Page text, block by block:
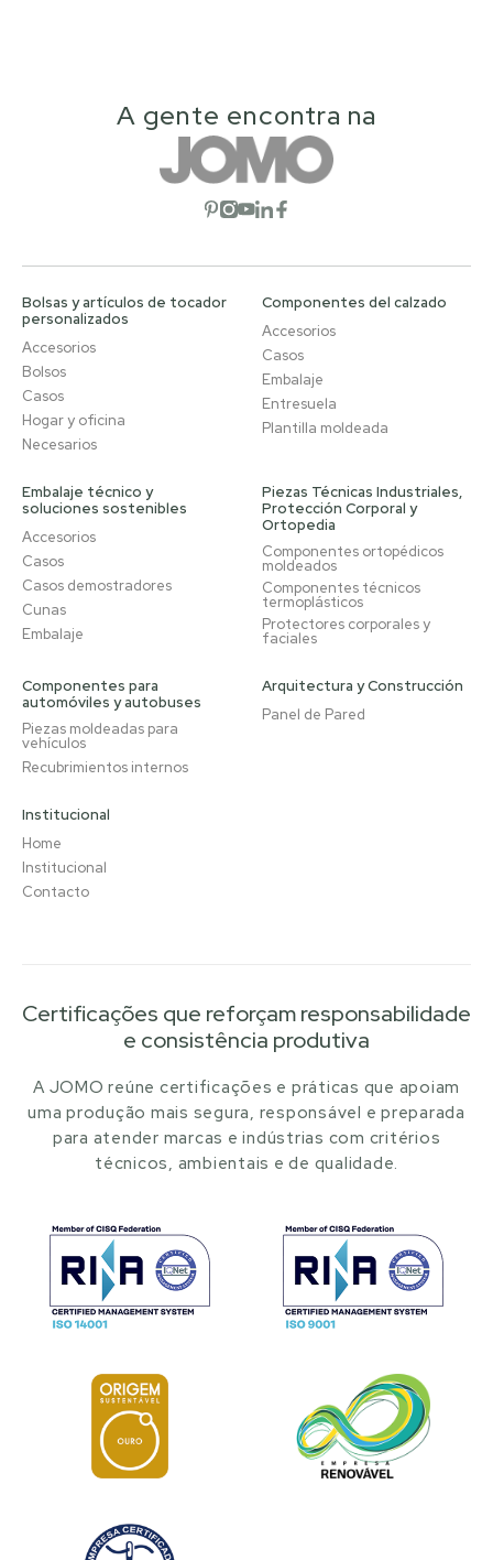
A gente encontra na
Abrir red social
Abrir red social
Abrir red social
Abrir red social
Abrir red social
Bolsas y artículos de tocador
personalizados
Accesorios
Bolsos
Casos
Hogar y oficina
Necesarios
Componentes del calzado
Accesorios
Casos
Embalaje
Entresuela
Plantilla moldeada
Embalaje técnico y
soluciones sostenibles
Accesorios
Casos
Casos demostradores
Cunas
Embalaje
Piezas Técnicas Industriales,
Protección Corporal y
Ortopedia
Componentes ortopédicos
moldeados
Componentes técnicos
termoplásticos
Protectores corporales y
faciales
Componentes para
automóviles y autobuses
Piezas moldeadas para
vehículos
Recubrimientos internos
Arquitectura y Construcción
Panel de Pared
Institucional
Home
Institucional
Contacto
Certificações que reforçam responsabilidade
e consistência produtiva
A JOMO reúne certificações e práticas que apoiam
uma produção mais segura, responsável e preparada
para atender marcas e indústrias com critérios
técnicos, ambientais e de qualidade.